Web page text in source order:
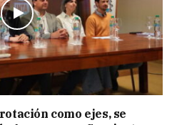
como ejes, se